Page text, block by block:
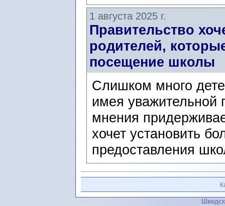
1 августа 2025 г.
Правительство
родителей,
посещение школы
Слишком много
имея уважительной
мнения
хочет установить
предоставления